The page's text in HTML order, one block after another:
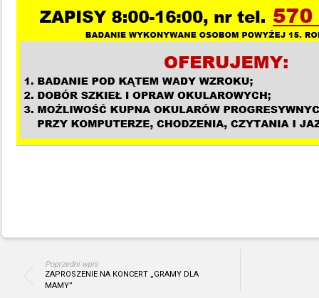
Poprzedni wpis
ZAPROSZENIE NA KONCERT „GRAMY DLA
MAMY”